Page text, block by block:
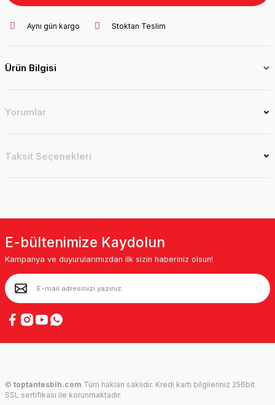
Aynı gün kargo Stoktan Teslim
Ürün Bilgisi
Yorumlar
Taksit Seçenekleri
E-bültenimize Kaydolun
Kampanya ve duyurularımızdan ilk sizin haberiniz olsun!
© toptantesbih.com Tüm hakları saklıdır. Kredi kartı bilgileriniz 256bit
SSL sertifikası ile korunmaktadır.